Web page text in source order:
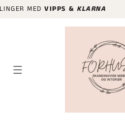
TIL
MED VIPPS &KLARNA